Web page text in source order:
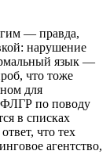
— правда,
нарушение
язык —
что тоже
для
ФЛГР по поводу
в списках
что тех
агентство,